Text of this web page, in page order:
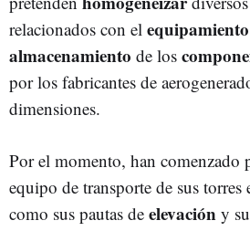
relacionados con el equipamiento
almacenamiento de los
por los fabricantes de
dimensiones.
Por el momento, han comenzado
equipo de transporte de sus torres
como sus pautas de elevación y